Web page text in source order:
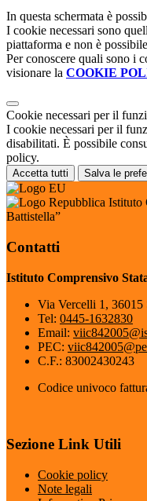
In questa schermata è
I cookie necessari sono
piattaforma e non è
Per conoscere quali sono i
visionare la COOKIE
Cookie necessari per il
I cookie necessari per il
disabilitati. È possibile
policy.
Accetta tutti Salva le
Istituto
Battistella”
Contatti
Istituto Comprensivo
Via Vercelli 1,
Tel: 0445-1632830
Email:
PEC:
C.F.: 83002430243
Codice univoco
Sezione Link Utili
Cookie policy
Note legali